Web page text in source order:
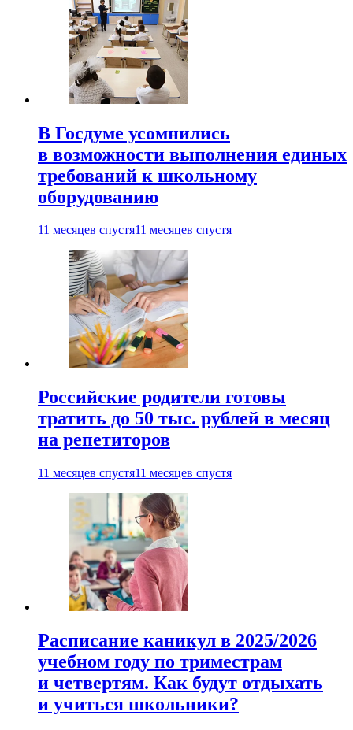
В Госдуме усомнились
в возможности выполнения единых
требований к школьному
оборудованию
11 месяцев спустя11 месяцев спустя
Российские родители готовы
тратить до 50 тыс. рублей в месяц
на репетиторов
11 месяцев спустя11 месяцев спустя
Расписание каникул в 2025/2026
учебном году по триместрам
и четвертям. Как будут отдыхать
и учиться школьники?